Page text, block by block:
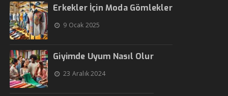
Erkekler İçin Moda Gömlekler
9 Ocak 2025
Giyimde Uyum Nasıl Olur
23 Aralık 2024